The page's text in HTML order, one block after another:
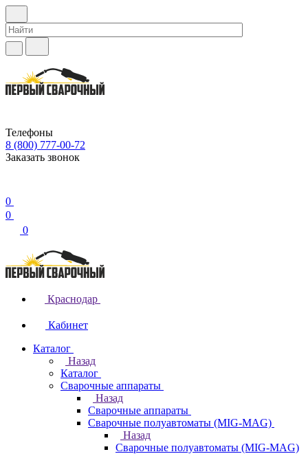
Телефоны
8 (800) 777-00-72
Заказать звонок
0
0
0
Краснодар
Кабинет
Каталог
Назад
Каталог
Сварочные аппараты
Назад
Сварочные аппараты
Сварочные полуавтоматы (MIG-MAG)
Назад
Сварочные полуавтоматы (MIG-MAG)